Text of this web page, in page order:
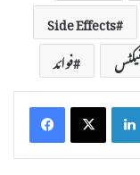
Side Effects
فوائد